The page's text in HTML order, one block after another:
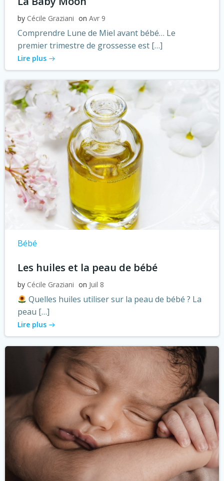
by Cécile Graziani on Avr 9
Comprendre Lune de Miel avant bébé… Le
premier trimestre de grossesse est […]
Lire plus
Bébé
Les huiles et la peau de bébé
by Cécile Graziani on Juil 8
Quelles huiles utiliser sur la peau de bébé ? La
peau […]
Lire plus